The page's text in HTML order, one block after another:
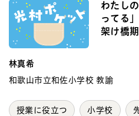
わたし
ってる
架け橋
林真希
和歌山市立和佐小学校 教諭
授業に役立つ 小学校